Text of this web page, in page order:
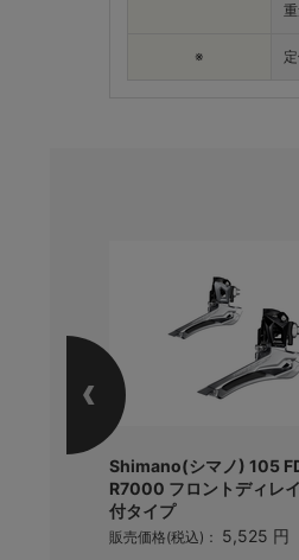
※
Shimano(シマノ) 105
R7000 フロントディレ
付タイプ
販売価格(税込)： 5,525 円